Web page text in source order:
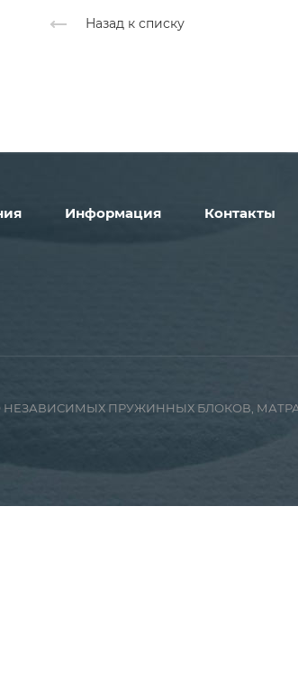
Назад к списку
Информация Контакты
НЕЗАВИСИМЫХ ПРУЖИННЫХ БЛОКОВ,